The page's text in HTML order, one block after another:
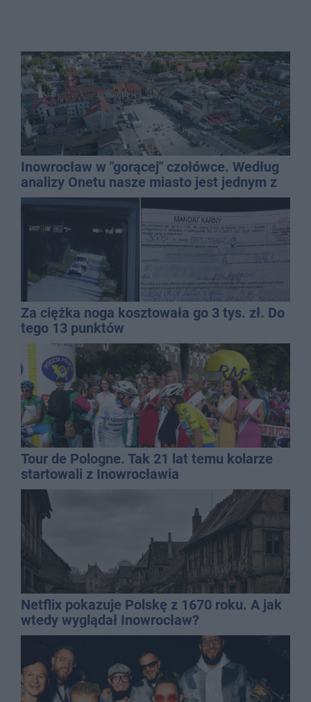
Inowrocław w "gorącej" czołówce. Według
analizy Onetu nasze miasto jest jednym z
najbardziej narażonych na upały
Za ciężka noga kosztowała go 3 tys. zł. Do
tego 13 punktów
Tour de Pologne. Tak 21 lat temu kolarze
startowali z Inowrocławia
Netflix pokazuje Polskę z 1670 roku. A jak
wtedy wyglądał Inowrocław?